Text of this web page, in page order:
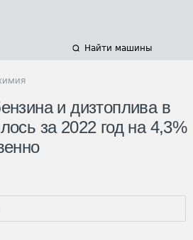
Найти машины
и дизтоплива в
за 2022 год на 4,3%